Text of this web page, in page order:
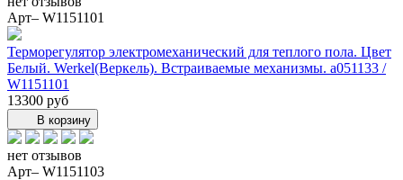
Арт– W1151101
Терморегулятор электромеханический для теплого пола. Цвет
Белый. Werkel(Веркель). Встраиваемые механизмы. a051133 /
W1151101
13300 руб
В корзину
нет отзывов
Арт– W1151103